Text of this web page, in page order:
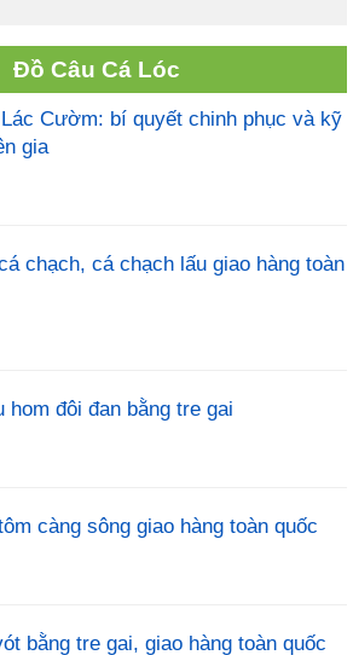
Đồ Câu Cá Lóc
Cườm: bí quyết chinh phục và kỹ
gia
chạch, cá chạch lấu giao hàng toàn
hom đôi đan bằng tre gai
càng sông giao hàng toàn quốc
bằng tre gai, giao hàng toàn quốc